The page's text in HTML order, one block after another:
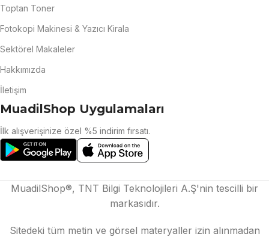
Toptan Toner
Fotokopi Makinesi & Yazıcı Kirala
Sektörel Makaleler
Hakkımızda
İletişim
MuadilShop Uygulamaları
İlk alışverişinize özel %5 indirim fırsatı.
MuadilShop®, TNT Bilgi Teknolojileri A.Ş'nin tescilli bir
markasıdır.
Sitedeki tüm metin ve görsel materyaller izin alınmadan